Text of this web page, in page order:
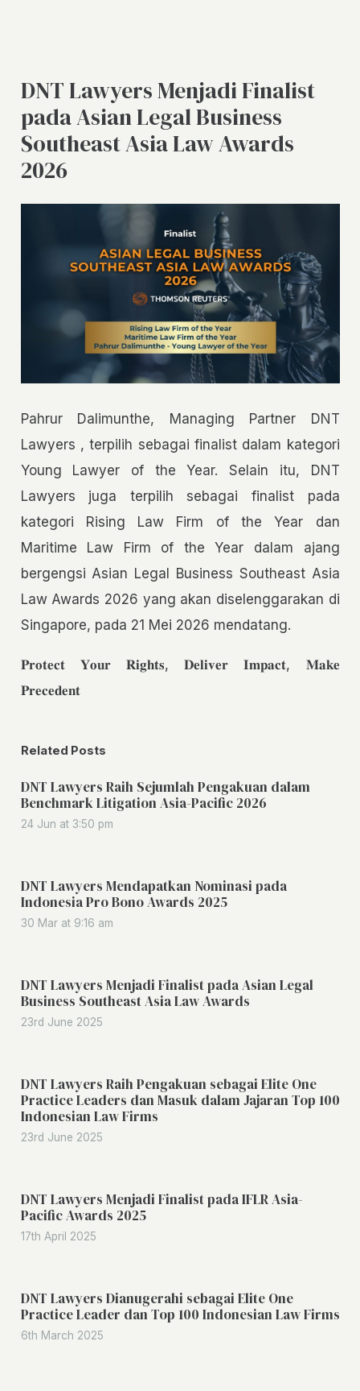
DNT Lawyers Menjadi Finalist
pada Asian Legal Business
Southeast Asia Law Awards
2026
Pahrur Dalimunthe, Managing Partner DNT
Lawyers , terpilih sebagai finalist dalam kategori
Young Lawyer of the Year. Selain itu, DNT
Lawyers juga terpilih sebagai finalist pada
kategori Rising Law Firm of the Year dan
Maritime Law Firm of the Year dalam ajang
bergengsi Asian Legal Business Southeast Asia
Law Awards 2026 yang akan diselenggarakan di
Singapore, pada 21 Mei 2026 mendatang.
𝐏𝐫𝐨𝐭𝐞𝐜𝐭 𝐘𝐨𝐮𝐫 𝐑𝐢𝐠𝐡𝐭𝐬, 𝐃𝐞𝐥𝐢𝐯𝐞𝐫 𝐈𝐦𝐩𝐚𝐜𝐭, 𝐌𝐚𝐤𝐞
𝐏𝐫𝐞𝐜𝐞𝐝𝐞𝐧𝐭
Related Posts
DNT Lawyers Raih Sejumlah Pengakuan dalam
Benchmark Litigation Asia-Pacific 2026
24 Jun at 3:50 pm
DNT Lawyers Mendapatkan Nominasi pada
Indonesia Pro Bono Awards 2025
30 Mar at 9:16 am
DNT Lawyers Menjadi Finalist pada Asian Legal
Business Southeast Asia Law Awards
23rd June 2025
DNT Lawyers Raih Pengakuan sebagai Elite One
Practice Leaders dan Masuk dalam Jajaran Top 100
Indonesian Law Firms
23rd June 2025
DNT Lawyers Menjadi Finalist pada IFLR Asia-
Pacific Awards 2025
17th April 2025
DNT Lawyers Dianugerahi sebagai Elite One
Practice Leader dan Top 100 Indonesian Law Firms
6th March 2025